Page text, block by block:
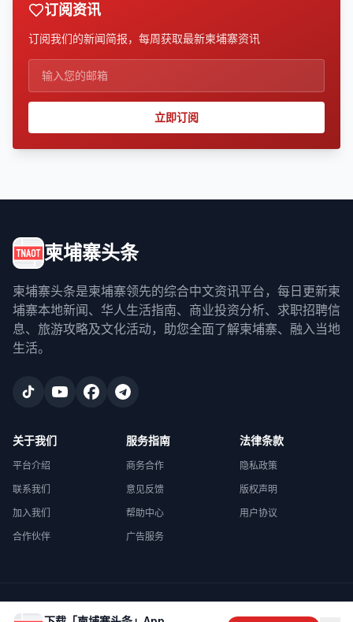
订阅资讯
订阅我们的新闻简报，每周获取最新柬埔寨资讯
立即订阅
柬埔寨头条
柬埔寨头条是柬埔寨领先的综合中文资讯平台，每日更新柬
埔寨本地新闻、华人生活指南、商业投资分析、求职招聘信
息、旅游攻略及文化活动，助您全面了解柬埔寨、融入当地
生活。
关于我们
平台介绍
联系我们
加入我们
合作伙伴
服务指南
商务合作
意见反馈
帮助中心
广告服务
法律条款
隐私政策
版权声明
用户协议